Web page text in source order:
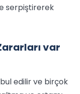
serpiştirerek
var
edilir ve birçok